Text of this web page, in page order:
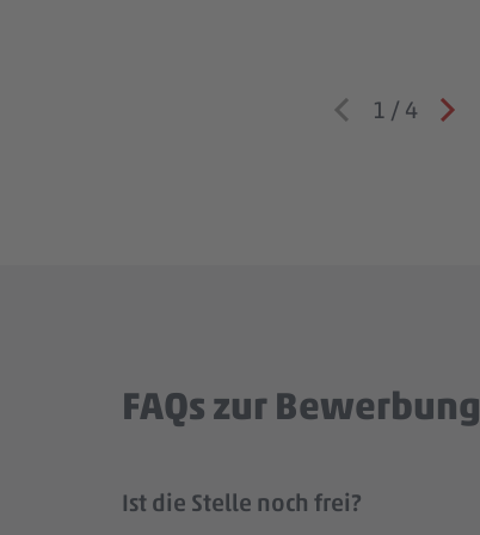
1 / 4
FAQs zur Bewerbung
Ist die Stelle noch frei?